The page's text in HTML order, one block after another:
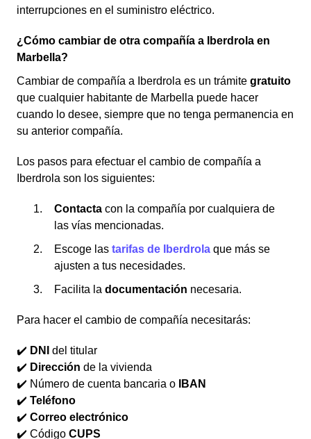
interrupciones en el suministro eléctrico.
¿Cómo cambiar de otra compañía a Iberdrola en
Marbella?
Cambiar de compañía a Iberdrola es un trámite gratuito
que cualquier habitante de Marbella puede hacer
cuando lo desee, siempre que no tenga permanencia en
su anterior compañía.
Los pasos para efectuar el cambio de compañía a
Iberdrola son los siguientes:
Contacta con la compañía por cualquiera de
las vías mencionadas.
Escoge las tarifas de Iberdrola que más se
ajusten a tus necesidades.
Facilita la documentación necesaria.
Para hacer el cambio de compañía necesitarás:
✔️ DNI
del titular
✔️ Dirección de la vivienda
✔️ Número de cuenta bancaria o
IBAN
✔️ Teléfono
✔️ Correo electrónico
✔️ Código CUPS